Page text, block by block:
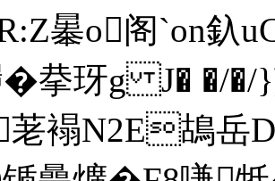
曓o阁`on
拲玡g J� �/�/
褟N2E鴣